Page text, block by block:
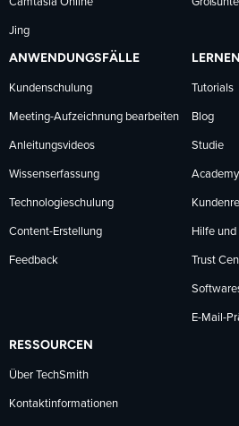
Camtasia Online
Jing
ANWENDUNGSFÄLLE
Kundenschulung
Meeting-Aufzeichnung bearbeiten
Anleitungsvideos
Wissenserfassung
Technologieschulung
Content-Erstellung
Feedback
Tutorials
Blog
Studie
Academy
Hilfe
Trust
E-Mail-
RESSOURCEN
Über TechSmith
Kontaktinformationen